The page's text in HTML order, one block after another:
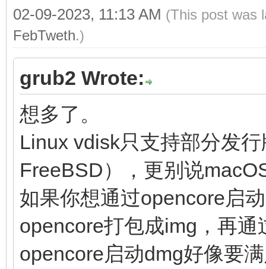
02-09-2023, 11:13 AM (This post was
FebTweth.)
grub2 Wrote:
想多了。
Linux vdisk只支持部分发
FreeBSD），更别说
如果你想通过opencore启
opencore打包成img，再
opencore启动dmg好像要